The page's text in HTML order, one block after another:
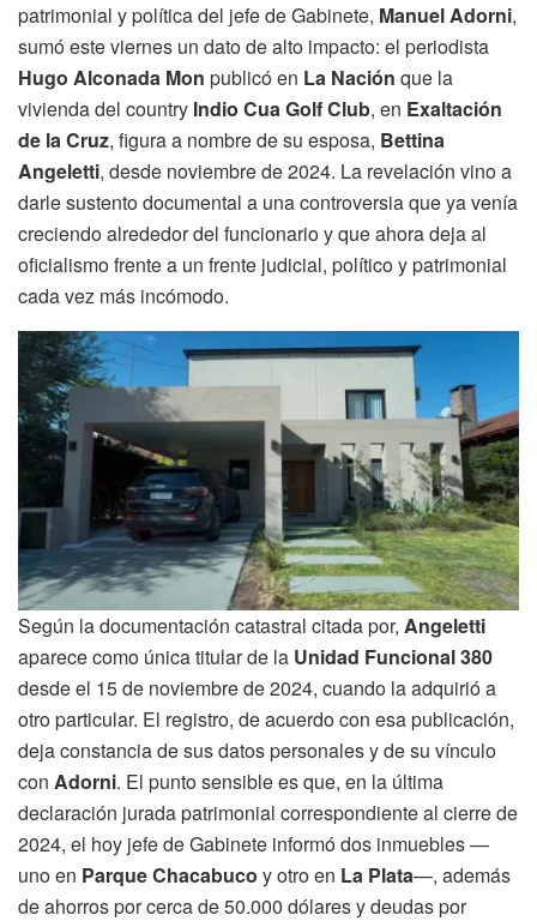
patrimonial y política del jefe de Gabinete, Manuel Adorni,
sumó este viernes un dato de alto impacto: el periodista
Hugo Alconada Mon publicó en La Nación que la
vivienda del country Indio Cua Golf Club, en Exaltación
de la Cruz, figura a nombre de su esposa, Bettina
Angeletti, desde noviembre de 2024. La revelación vino a
darle sustento documental a una controversia que ya venía
creciendo alrededor del funcionario y que ahora deja al
oficialismo frente a un frente judicial, político y patrimonial
cada vez más incómodo.
Según la documentación catastral citada por, Angeletti
aparece como única titular de la Unidad Funcional 380
desde el 15 de noviembre de 2024, cuando la adquirió a
otro particular. El registro, de acuerdo con esa publicación,
deja constancia de sus datos personales y de su vínculo
con Adorni. El punto sensible es que, en la última
declaración jurada patrimonial correspondiente al cierre de
2024, el hoy jefe de Gabinete informó dos inmuebles —
uno en Parque Chacabuco y otro en La Plata—, además
de ahorros por cerca de 50.000 dólares y deudas por